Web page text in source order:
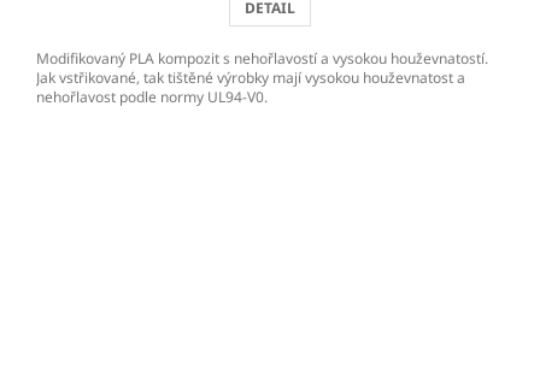
DETAIL
Modifikovaný PLA kompozit s nehořlavostí a vysokou houževnatostí.
Jak vstřikované, tak tištěné výrobky mají vysokou houževnatost a
nehořlavost podle normy UL94-V0.